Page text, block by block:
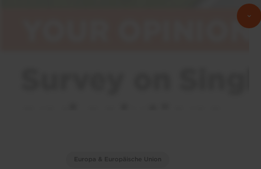
Europa & Europäische Union